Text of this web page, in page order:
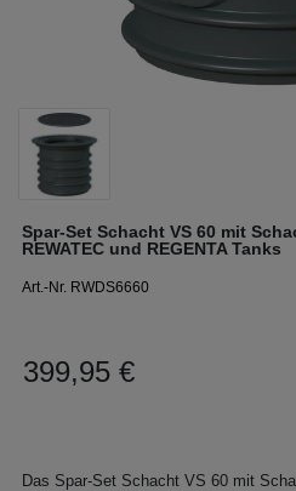
Spar-Set Schacht VS 60 mit
REWATEC und REGENTA Tanks
Art.-Nr. RWDS6660
399,95 €
Das Spar-Set Schacht VS 60 mit